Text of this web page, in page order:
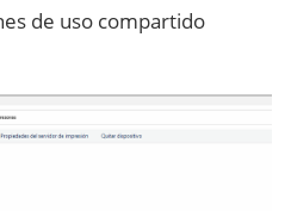
de uso compartido